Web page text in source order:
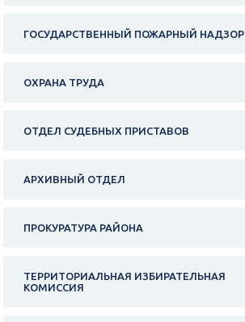
ГОСУДАРСТВЕННЫЙ ПОЖАРНЫЙ НАДЗОР
ОХРАНА ТРУДА
ОТДЕЛ СУДЕБНЫХ ПРИСТАВОВ
АРХИВНЫЙ ОТДЕЛ
ПРОКУРАТУРА РАЙОНА
ТЕРРИТОРИАЛЬНАЯ ИЗБИРАТЕЛЬНАЯ
КОМИССИЯ